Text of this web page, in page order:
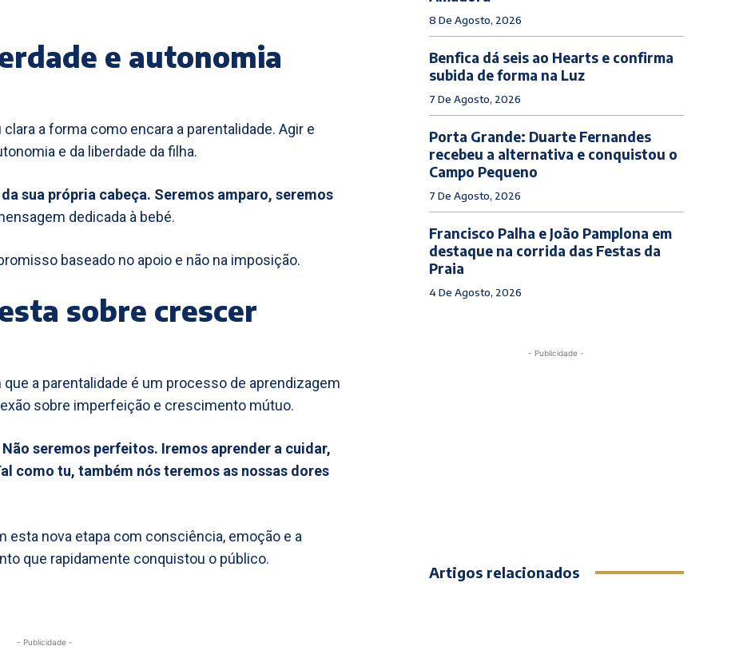
e autonomia
a forma como encara a parentalidade. Agir e
e da liberdade da filha.
sua própria cabeça. Seremos amparo, seremos
dedicada à bebé.
baseado no apoio e não na imposição.
sobre crescer
a parentalidade é um processo de aprendizagem
sobre imperfeição e crescimento mútuo.
seremos perfeitos. Iremos aprender a cuidar,
como tu, também nós teremos as nossas dores
esta nova etapa com consciência, emoção e a
que rapidamente conquistou o público.
- Publicidade -
8 De Agosto, 2026
Benfica dá seis ao Hearts e confirma
subida de forma na Luz
7 De Agosto, 2026
Porta Grande: Duarte Fernandes
recebeu a alternativa e conquistou o
Campo Pequeno
7 De Agosto, 2026
Francisco Palha e João Pamplona em
destaque na corrida das Festas da
Praia
4 De Agosto, 2026
- Publicidade -
Artigos relacionados